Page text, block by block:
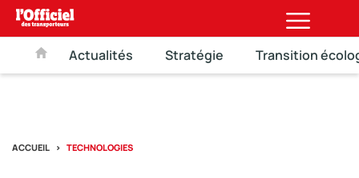
Actualités Stratégie Transition
ACCUEIL TECHNOLOGIES